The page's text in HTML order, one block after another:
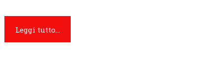
Leggi tutto...